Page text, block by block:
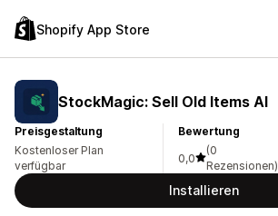
Shopify App Store
StockMagic: Sell Old Items AI
Preisgestaltung
Kostenloser Plan
verfügbar
Bewertung
0,0
(0
Rezensionen)
Installieren